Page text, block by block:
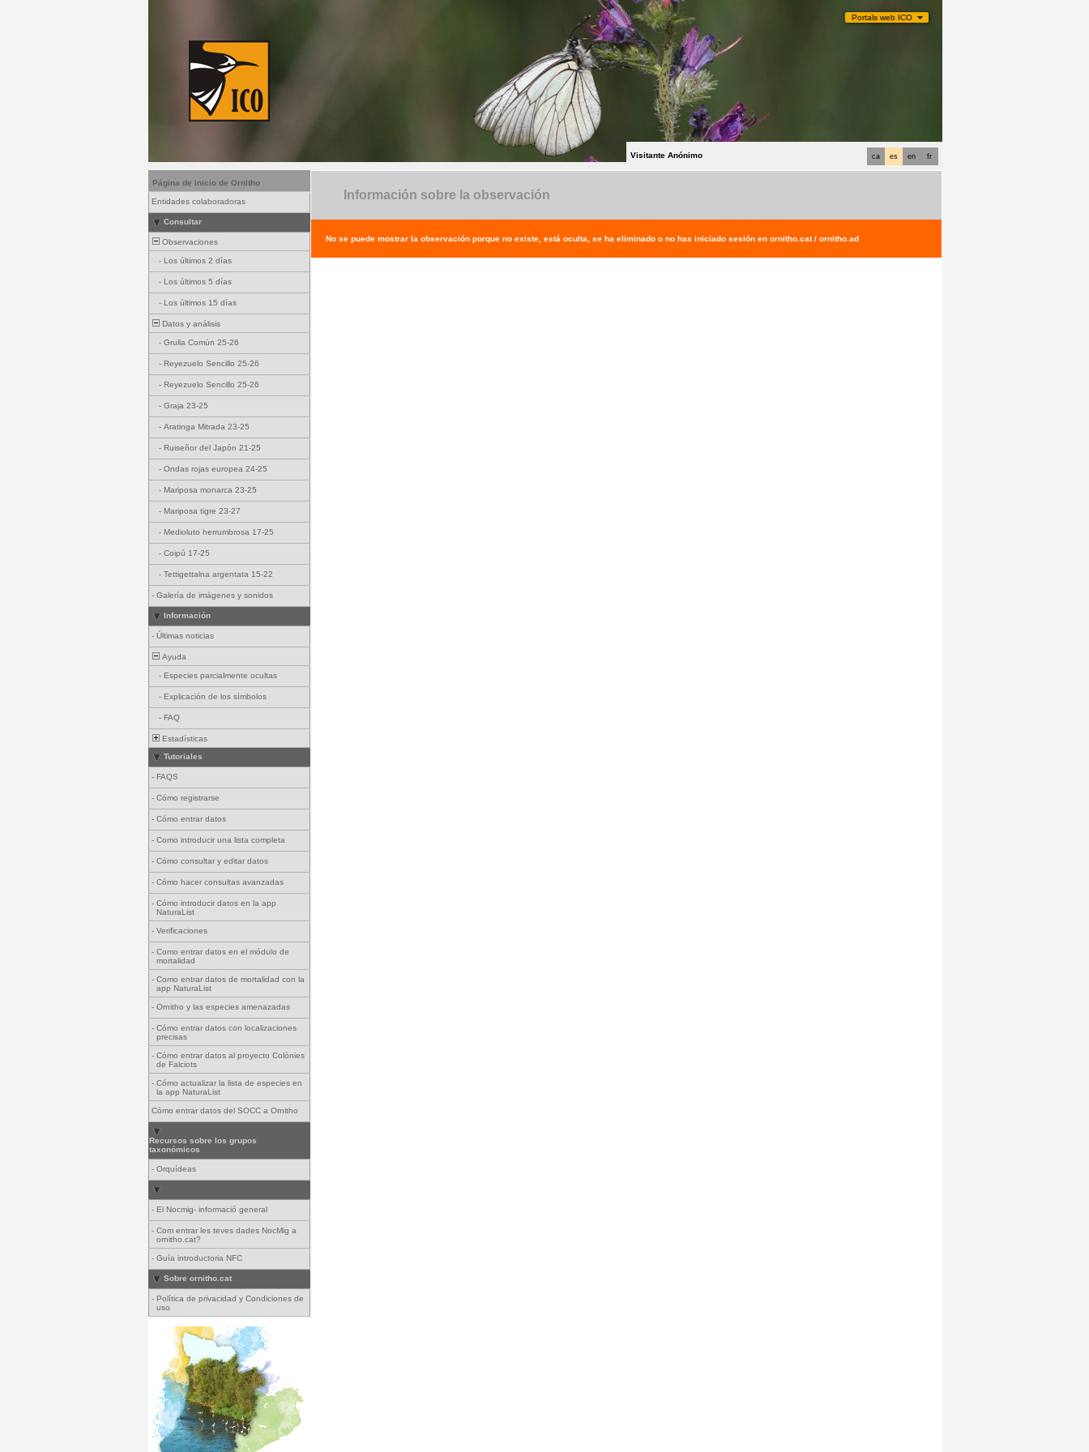
Portals web ICO
fr
en
es
ca
Visitante Anónimo
Página de inicio de Ornitho
Entidades colaboradoras
Consultar
Observaciones
- Los últimos 2 días
- Los últimos 5 días
- Los últimos 15 días
Datos y análisis
- Grulla Común 25-26
- Reyezuelo Sencillo 25-26
- Reyezuelo Sencillo 25-26
- Graja 23-25
- Aratinga Mitrada 23-25
- Ruiseñor del Japón 21-25
- Ondas rojas europea 24-25
- Mariposa monarca 23-25
- Mariposa tigre 23-27
- Medioluto herrumbrosa 17-25
- Coipú 17-25
- Tettigettalna argentata 15-22
- Galería de imágenes y sonidos
Información
- Últimas noticias
Ayuda
- Especies parcialmente ocultas
- Explicación de los símbolos
- FAQ
Estadísticas
Tutoriales
- FAQS
- Cómo registrarse
- Cómo entrar datos
- Como introducir una lista completa
- Cómo consultar y editar datos
- Cómo hacer consultas avanzadas
- Cómo introducir datos en la app
NaturaList
- Verificaciones
- Como entrar datos en el módulo de
mortalidad
- Como entrar datos de mortalidad con la
app NaturaList
- Ornitho y las especies amenazadas
- Cómo entrar datos con localizaciones
precisas
- Cómo entrar datos al proyecto Colònies
de Falciots
- Cómo actualizar la lista de especies en
la app NaturaList
Cómo entrar datos del SOCC a Ornitho
Recursos sobre los grupos
taxonómicos
- Orquídeas
- El Nocmig- informació general
- Com entrar les teves dades NocMig a
ornitho.cat?
- Guía introductoria NFC
Sobre ornitho.cat
- Política de privacidad y Condiciones de
uso
Información sobre la observación
No se puede mostrar la observación porque no existe, está oculta, se ha eliminado o no has iniciado sesión en ornitho.cat / ornitho.ad